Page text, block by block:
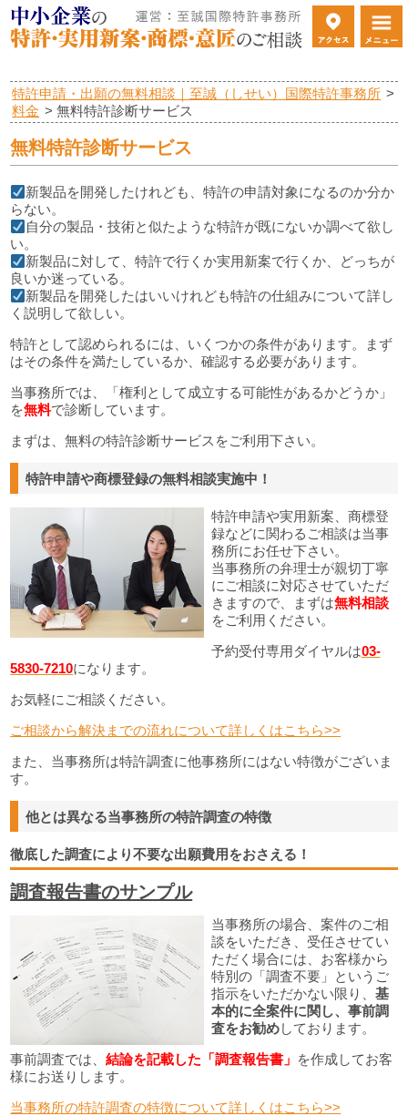
特許申請・出願の無料相談｜至誠（しせい）国際特許事務所 >
料金 >無料特許診断サービス
無料特許診断サービス
新製品を開発したけれども、特許の申請対象になるのか分か
らない。
自分の製品・技術と似たような特許が既にないか調べて欲し
い。
新製品に対して、特許で行くか実用新案で行くか、どっちが
良いか迷っている。
新製品を開発したはいいけれども特許の仕組みについて詳し
く説明して欲しい。
特許として認められるには、いくつかの条件があります。まず
はその条件を満たしているか、確認する必要があります。
当事務所では、「権利として成立する可能性があるかどうか」
を無料で診断しています。
まずは、無料の特許診断サービスをご利用下さい。
特許申請や商標登録の無料相談実施中！
特許申請や実用新案、商標登
録などに関わるご相談は当事
務所にお任せ下さい。
当事務所の弁理士が親切丁寧
にご相談に対応させていただ
きますので、まずは無料相談
をご利用ください。
予約受付専用ダイヤルは03-
5830-7210になります。
お気軽にご相談ください。
ご相談から解決までの流れについて詳しくはこちら>>
また、当事務所は特許調査に他事務所にはない特徴がございま
す。
他とは異なる当事務所の特許調査の特徴
徹底した調査により不要な出願費用をおさえる！
調査報告書のサンプル
当事務所の場合、案件のご相
談をいただき、受任させてい
ただく場合には、お客様から
特別の「調査不要」というご
指示をいただかない限り、 基
本的に全案件に関し、事前調
査をお勧めしております。
事前調査では、結論を記載した「調査報告書」 を作成してお客
様にお送りします。
当事務所の特許調査の特徴について詳しくはこちら>>